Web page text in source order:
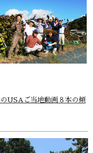
USAご当地動画８本の傾